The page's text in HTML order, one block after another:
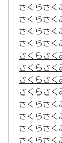
さくらさく
さくらさく
さくらさく
さくらさく
さくらさく
さくらさく
さくらさく
さくらさく
さくらさく
さくらさく
さくらさく
さくらさく